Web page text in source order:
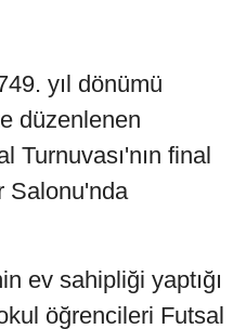
yıl dönümü
düzenlenen
Turnuvası'nın final
Salonu'nda
ev sahipliği yaptığı
öğrencileri Futsal